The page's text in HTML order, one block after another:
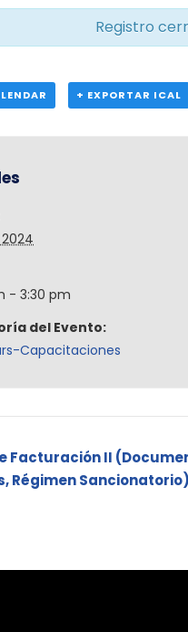
Registro
+ EXPORTAR ICAL
2024
- 3:30 pm
del Evento:
Capacitaciones
Facturación II
Régimen Sancionatorio)